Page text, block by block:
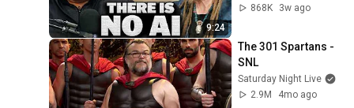
9:24
868K
3w ago
The 301 Spartans -
SNL
Saturday Night Live
2.9M
4mo ago